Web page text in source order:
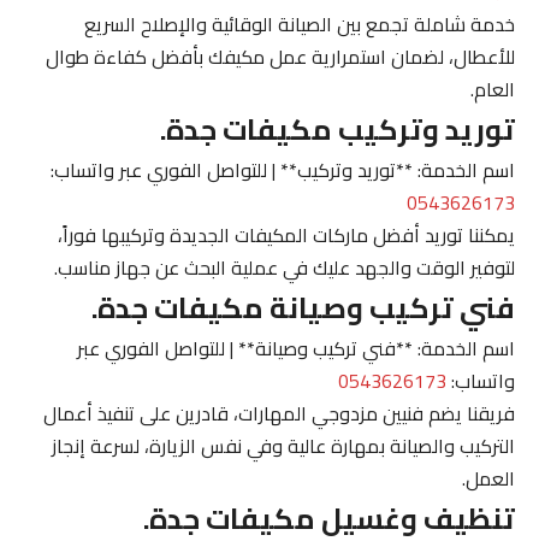
خدمة شاملة تجمع بين الصيانة الوقائية والإصلاح السريع
للأعطال، لضمان استمرارية عمل مكيفك بأفضل كفاءة طوال
العام.
توريد وتركيب مكيفات جدة.
اسم الخدمة: **توريد وتركيب** | للتواصل الفوري عبر واتساب:
0543626173
يمكننا توريد أفضل ماركات المكيفات الجديدة وتركيبها فوراً،
لتوفير الوقت والجهد عليك في عملية البحث عن جهاز مناسب.
فني تركيب وصيانة مكيفات جدة.
اسم الخدمة: **فني تركيب وصيانة** | للتواصل الفوري عبر
واتساب:0543626173
فريقنا يضم فنيين مزدوجي المهارات، قادرين على تنفيذ أعمال
التركيب والصيانة بمهارة عالية وفي نفس الزيارة، لسرعة إنجاز
العمل.
تنظيف وغسيل مكيفات جدة.